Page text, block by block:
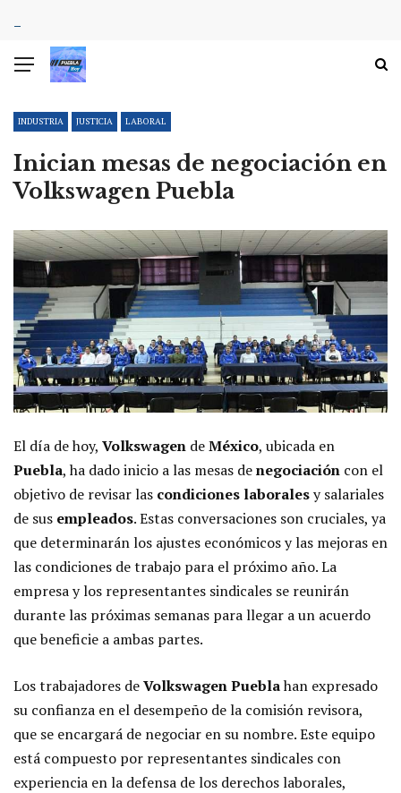
INDUSTRIA JUSTICIA LABORAL
Inician mesas de negociación en
Volkswagen Puebla
El día de hoy, Volkswagen deMéxico, ubicada en
Puebla, ha dado inicio a las mesas denegociación con el
objetivo de revisar las condiciones laboralesy salariales
de sus empleados. Estas conversaciones son cruciales, ya
que determinarán los ajustes económicos y las mejoras en
las condiciones de trabajo para el próximo año. La
empresa y los representantes sindicales se reunirán
durante las próximas semanas para llegar a un acuerdo
que beneficie a ambas partes.
Los trabajadores deVolkswagen Pueblahan expresado
su confianza en el desempeño de la comisión revisora,
que se encargará de negociar en su nombre. Este equipo
está compuesto por representantes sindicales con
experiencia en la defensa de los derechos laborales,